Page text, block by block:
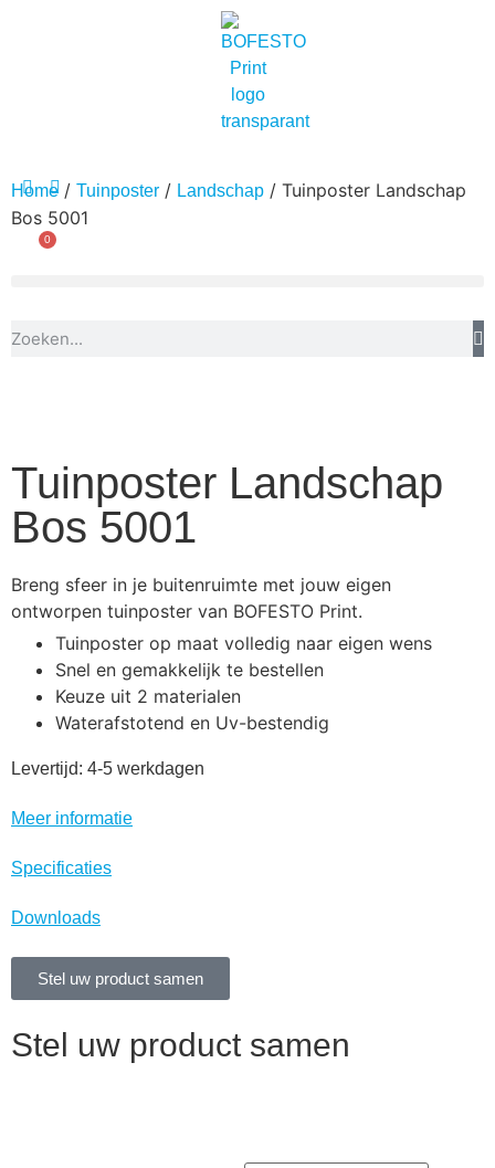
0
Home / Tuinposter / Landschap / Tuinposter Landschap
Bos 5001
Tuinposter Landschap
Bos 5001
Breng sfeer in je buitenruimte met jouw eigen
ontworpen tuinposter van BOFESTO Print.
Tuinposter op maat volledig naar eigen wens
Snel en gemakkelijk te bestellen
Keuze uit 2 materialen
Waterafstotend en Uv-bestendig
Levertijd: 4-5 werkdagen
Meer informatie
Specificaties
Downloads
Stel uw product samen
Stel uw product samen